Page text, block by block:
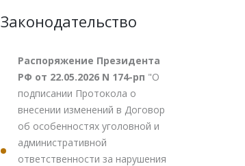
Законодательство
Распоряжение Президента
РФ от 22.05.2026 N 174-рп "О
подписании Протокола о
внесении изменений в Договор
об особенностях уголовной и
административной
ответственности за нарушения